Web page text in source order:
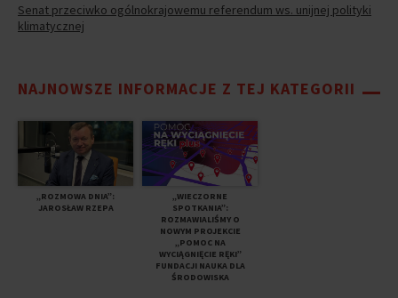
Senat przeciwko ogólnokrajowemu referendum ws. unijnej polityki
klimatycznej
NAJNOWSZE INFORMACJE Z TEJ KATEGORII
„ROZMOWA DNIA”:
JAROSŁAW RZEPA
„WIECZORNE
SPOTKANIA”:
ROZMAWIALIŚMY O
NOWYM PROJEKCIE
„POMOC NA
WYCIĄGNIĘCIE RĘKI”
FUNDACJI NAUKA DLA
ŚRODOWISKA